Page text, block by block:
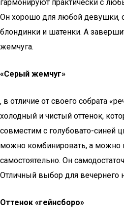
гармонируют практически с
Он хорошо для любой девушки,
блондинки и шатенки. А
жемчуга.
«Серый жемчуг»
, в отличие от своего собрата
холодный и чистый оттенок,
совместим с голубовато-синей
можно комбинировать, а можно
самостоятельно. Он
Отличный выбор для вечернего
Оттенок «гейнсборо»